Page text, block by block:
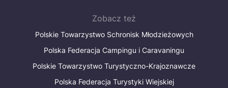
Zobacz też
Polskie Towarzystwo Schronisk Młodzieżowych
Polska Federacja Campingu i Caravaningu
Polskie Towarzystwo Turystyczno-Krajoznawcze
Polska Federacja Turystyki Wiejskiej